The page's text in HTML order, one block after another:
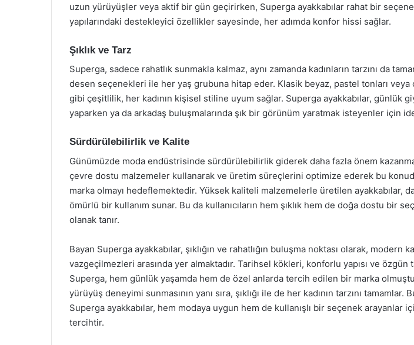
uzun yürüyüşler veya aktif bir gün geçirirken, Superga ayakkabılar rahat bir
yapılarındaki destekleyici özellikler sayesinde, her adımda konfor hissi sağlar.
Şıklık ve Tarz
Superga, sadece rahatlık sunmakla kalmaz, aynı zamanda kadınların tarzını da
desen seçenekleri ile her yaş grubuna hitap eder. Klasik beyaz, pastel tonları
gibi çeşitlilik, her kadının kişisel stiline uyum sağlar. Superga ayakkabılar, günlük
yaparken ya da arkadaş buluşmalarında şık bir görünüm yaratmak isteyenler için
Sürdürülebilirlik ve Kalite
Günümüzde moda endüstrisinde sürdürülebilirlik giderek daha fazla önem
çevre dostu malzemeler kullanarak ve üretim süreçlerini optimize ederek bu
marka olmayı hedeflemektedir. Yüksek kaliteli malzemelerle üretilen ayakkabılar,
ömürlü bir kullanım sunar. Bu da kullanıcıların hem şıklık hem de doğa dostu bir
olanak tanır.
Bayan Superga ayakkabılar, şıklığın ve rahatlığın buluşma noktası olarak, modern
vazgeçilmezleri arasında yer almaktadır. Tarihsel kökleri, konforlu yapısı ve özgün
Superga, hem günlük yaşamda hem de özel anlarda tercih edilen bir marka
yürüyüş deneyimi sunmasının yanı sıra, şıklığı ile de her kadının tarzını tamamlar.
Superga ayakkabılar, hem modaya uygun hem de kullanışlı bir seçenek arayanlar
tercihtir.